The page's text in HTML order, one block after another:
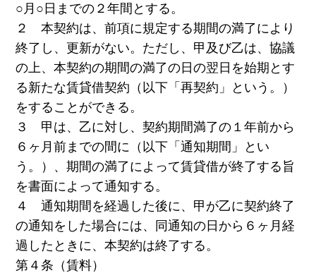
○月○日までの２年間とする。
２ 本契約は、前項に規定する期間の満了により
終了し、更新がない。ただし、甲及び乙は、協議
の上、本契約の期間の満了の日の翌日を始期とす
る新たな賃貸借契約（以下「再契約」という。）
をすることができる。
３ 甲は、乙に対し、契約期間満了の１年前から
６ヶ月前までの間に（以下「通知期間」とい
う。）、期間の満了によって賃貸借が終了する旨
を書面によって通知する。
４ 通知期間を経過した後に、甲が乙に契約終了
の通知をした場合には、同通知の日から６ヶ月経
過したときに、本契約は終了する。
第４条（賃料）